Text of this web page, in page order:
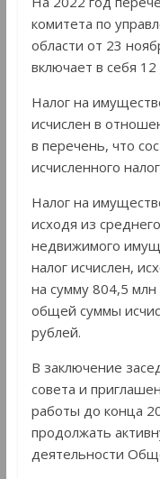
комитета по
области от 23
включает в себя
Налог на
исчислен в
в перечень, что
исчисленного
Налог на
исходя из
недвижимого
налог исчислен,
на сумму 804,5 млн
общей суммы
рублей.
В заключение
совета и
работы до конца
продолжать
деятельности